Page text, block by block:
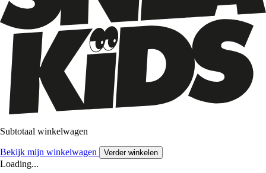
Subtotaal winkelwagen
Bekijk mijn winkelwagen Verder winkelen
Loading...